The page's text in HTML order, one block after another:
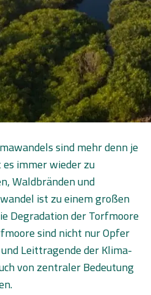
sind mehr denn je
immer wieder zu
Waldbränden und
ist zu einem großen
Degradation der Torfmoore
sind nicht nur Opfer
Leittragende der Klima-
von zentraler Bedeutung